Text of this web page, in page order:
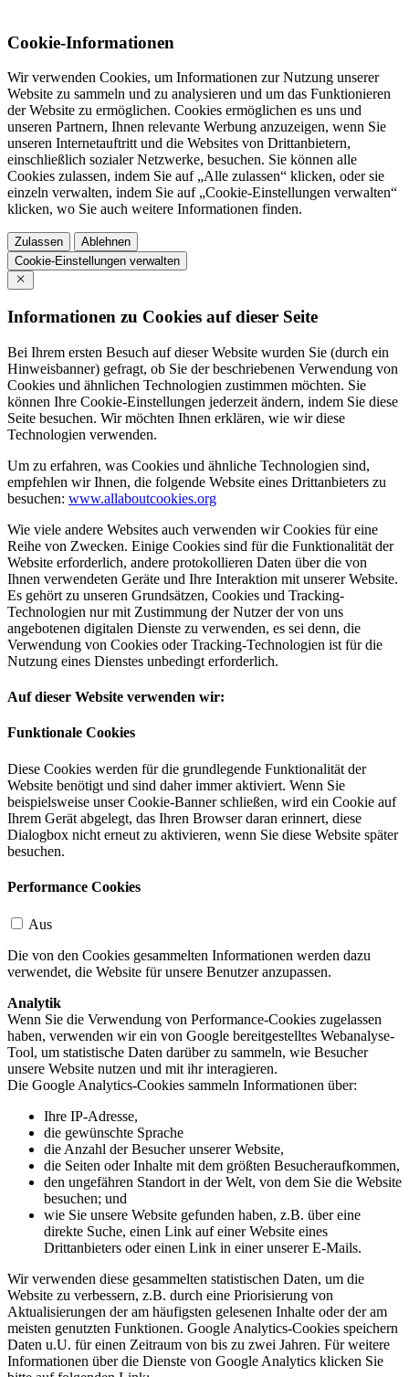
Cookie-Informationen
Wir verwenden Cookies, um Informationen zur Nutzung unserer
Website zu sammeln und zu analysieren und um das Funktionieren
der Website zu ermöglichen. Cookies ermöglichen es uns und
unseren Partnern, Ihnen relevante Werbung anzuzeigen, wenn Sie
unseren Internetauftritt und die Websites von Drittanbietern,
einschließlich sozialer Netzwerke, besuchen. Sie können alle
Cookies zulassen, indem Sie auf „Alle zulassen“ klicken, oder sie
einzeln verwalten, indem Sie auf „Cookie-Einstellungen verwalten“
klicken, wo Sie auch weitere Informationen finden.
Zulassen
Ablehnen
Cookie-Einstellungen verwalten
Informationen zu Cookies auf dieser Seite
Bei Ihrem ersten Besuch auf dieser Website wurden Sie (durch ein
Hinweisbanner) gefragt, ob Sie der beschriebenen Verwendung von
Cookies und ähnlichen Technologien zustimmen möchten. Sie
können Ihre Cookie-Einstellungen jederzeit ändern, indem Sie diese
Seite besuchen. Wir möchten Ihnen erklären, wie wir diese
Technologien verwenden.
Um zu erfahren, was Cookies und ähnliche Technologien sind,
empfehlen wir Ihnen, die folgende Website eines Drittanbieters zu
besuchen: www.allaboutcookies.org
Wie viele andere Websites auch verwenden wir Cookies für eine
Reihe von Zwecken. Einige Cookies sind für die Funktionalität der
Website erforderlich, andere protokollieren Daten über die von
Ihnen verwendeten Geräte und Ihre Interaktion mit unserer Website.
Es gehört zu unseren Grundsätzen, Cookies und Tracking-
Technologien nur mit Zustimmung der Nutzer der von uns
angebotenen digitalen Dienste zu verwenden, es sei denn, die
Verwendung von Cookies oder Tracking-Technologien ist für die
Nutzung eines Dienstes unbedingt erforderlich.
Auf dieser Website verwenden wir:
Funktionale Cookies
Diese Cookies werden für die grundlegende Funktionalität der
Website benötigt und sind daher immer aktiviert. Wenn Sie
beispielsweise unser Cookie-Banner schließen, wird ein Cookie auf
Ihrem Gerät abgelegt, das Ihren Browser daran erinnert, diese
Dialogbox nicht erneut zu aktivieren, wenn Sie diese Website später
besuchen.
Performance Cookies
Aus
Die von den Cookies gesammelten Informationen werden dazu
verwendet, die Website für unsere Benutzer anzupassen.
Analytik
Wenn Sie die Verwendung von Performance-Cookies zugelassen
haben, verwenden wir ein von Google bereitgestelltes Webanalyse-
Tool, um statistische Daten darüber zu sammeln, wie Besucher
unsere Website nutzen und mit ihr interagieren.
Die Google Analytics-Cookies sammeln Informationen über:
Ihre IP-Adresse,
die gewünschte Sprache
die Anzahl der Besucher unserer Website,
die Seiten oder Inhalte mit dem größten Besucheraufkommen,
den ungefähren Standort in der Welt, von dem Sie die Website
besuchen; und
wie Sie unsere Website gefunden haben, z.B. über eine
direkte Suche, einen Link auf einer Website eines
Drittanbieters oder einen Link in einer unserer E-Mails.
Wir verwenden diese gesammelten statistischen Daten, um die
Website zu verbessern, z.B. durch eine Priorisierung von
Aktualisierungen der am häufigsten gelesenen Inhalte oder der am
meisten genutzten Funktionen. Google Analytics-Cookies speichern
Daten u.U. für einen Zeitraum von bis zu zwei Jahren. Für weitere
Informationen über die Dienste von Google Analytics klicken Sie